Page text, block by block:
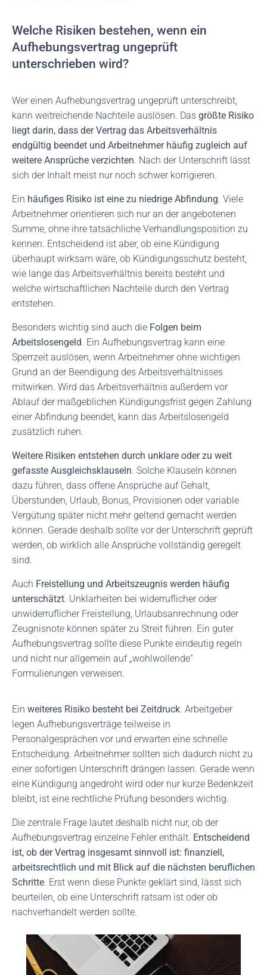
Welche Risiken bestehen, wenn ein
Aufhebungsvertrag ungeprüft
unterschrieben wird?
Wer einen Aufhebungsvertrag ungeprüft unterschreibt,
kann weitreichende Nachteile auslösen. Das größte Risiko
liegt darin, dass der Vertrag das Arbeitsverhältnis
endgültig beendet und Arbeitnehmer häufig zugleich auf
weitere Ansprüche verzichten. Nach der Unterschrift lässt
sich der Inhalt meist nur noch schwer korrigieren.
Ein häufiges Risiko ist eine zu niedrige Abfindung. Viele
Arbeitnehmer orientieren sich nur an der angebotenen
Summe, ohne ihre tatsächliche Verhandlungsposition zu
kennen. Entscheidend ist aber, ob eine Kündigung
überhaupt wirksam wäre, ob Kündigungsschutz besteht,
wie lange das Arbeitsverhältnis bereits besteht und
welche wirtschaftlichen Nachteile durch den Vertrag
entstehen.
Besonders wichtig sind auch die Folgen beim
Arbeitslosengeld. Ein Aufhebungsvertrag kann eine
Sperrzeit auslösen, wenn Arbeitnehmer ohne wichtigen
Grund an der Beendigung des Arbeitsverhältnisses
mitwirken. Wird das Arbeitsverhältnis außerdem vor
Ablauf der maßgeblichen Kündigungsfrist gegen Zahlung
einer Abfindung beendet, kann das Arbeitslosengeld
zusätzlich ruhen.
Weitere Risiken entstehen durch unklare oder zu weit
gefasste Ausgleichsklauseln. Solche Klauseln können
dazu führen, dass offene Ansprüche auf Gehalt,
Überstunden, Urlaub, Bonus, Provisionen oder variable
Vergütung später nicht mehr geltend gemacht werden
können. Gerade deshalb sollte vor der Unterschrift geprüft
werden, ob wirklich alle Ansprüche vollständig geregelt
sind.
Auch Freistellung und Arbeitszeugnis werden häufig
unterschätzt. Unklarheiten bei widerruflicher oder
unwiderruflicher Freistellung, Urlaubsanrechnung oder
Zeugnisnote können später zu Streit führen. Ein guter
Aufhebungsvertrag sollte diese Punkte eindeutig regeln
und nicht nur allgemein auf „wohlwollende“
Formulierungen verweisen.
Ein weiteres Risiko besteht bei Zeitdruck. Arbeitgeber
legen Aufhebungsverträge teilweise in
Personalgesprächen vor und erwarten eine schnelle
Entscheidung. Arbeitnehmer sollten sich dadurch nicht zu
einer sofortigen Unterschrift drängen lassen. Gerade wenn
eine Kündigung angedroht wird oder nur kurze Bedenkzeit
bleibt, ist eine rechtliche Prüfung besonders wichtig.
Die zentrale Frage lautet deshalb nicht nur, ob der
Aufhebungsvertrag einzelne Fehler enthält. Entscheidend
ist, ob der Vertrag insgesamt sinnvoll ist: finanziell,
arbeitsrechtlich und mit Blick auf die nächsten beruflichen
Schritte. Erst wenn diese Punkte geklärt sind, lässt sich
beurteilen, ob eine Unterschrift ratsam ist oder ob
nachverhandelt werden sollte.